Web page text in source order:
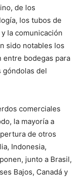
de los
los tubos de
la comunicación
sido notables los
entre bodegas para
góndolas del
comerciales
la mayoría a
de otros
Indonesia,
junto a Brasil,
Bajos, Canadá y